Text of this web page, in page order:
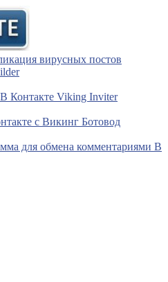
вирусных постов
Контакте Viking Inviter
с Викинг Ботовод
для обмена комментариями В